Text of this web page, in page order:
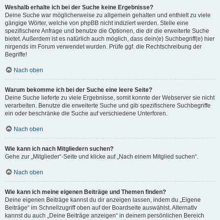
Weshalb erhalte ich bei der Suche keine Ergebnisse?
Deine Suche war möglicherweise zu allgemein gehalten und enthielt zu viele
gängige Wörter, welche von phpBB nicht indiziert werden. Stelle eine
spezifischere Anfrage und benutze die Optionen, die dir die erweiterte Suche
bietet. Außerdem ist es natürlich auch möglich, dass dein(e) Suchbegriff(e) hier
nirgends im Forum verwendet wurden. Prüfe ggf. die Rechtschreibung der
Begriffe!
Nach oben
Warum bekomme ich bei der Suche eine leere Seite?
Deine Suche lieferte zu viele Ergebnisse, somit konnte der Webserver sie nicht
verarbeiten. Benutze die erweiterte Suche und gib spezifischere Suchbegriffe
ein oder beschränke die Suche auf verschiedene Unterforen.
Nach oben
Wie kann ich nach Mitgliedern suchen?
Gehe zur „Mitglieder“-Seite und klicke auf „Nach einem Mitglied suchen“.
Nach oben
Wie kann ich meine eigenen Beiträge und Themen finden?
Deine eigenen Beiträge kannst du dir anzeigen lassen, indem du „Eigene
Beiträge“ im Schnellzugriff oben auf der Boardseite auswählst. Alternativ
kannst du auch „Deine Beiträge anzeigen“ in deinem persönlichen Bereich